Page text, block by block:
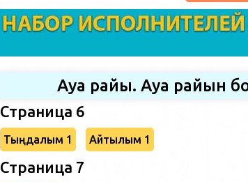
Ауа райы. Ауа райын
Страница 6
Тыңдалым 1 Айтылым 1
Страница 7